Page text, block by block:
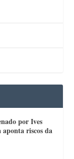
por Ives
riscos da